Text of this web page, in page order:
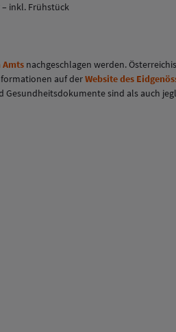
inkl. Frühstück
Amts nachgeschlagen werden.
auf derWebsite des
sind als auch